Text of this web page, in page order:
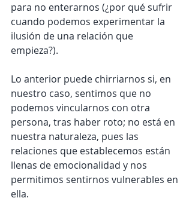
para no enterarnos (¿por qué sufrir
cuando podemos experimentar la
ilusión de una relación que
empieza?).
Lo anterior puede chirriarnos si, en
nuestro caso, sentimos que no
podemos vincularnos con otra
persona, tras haber roto; no está en
nuestra naturaleza, pues las
relaciones que establecemos están
llenas de emocionalidad y nos
permitimos sentirnos vulnerables en
ella.